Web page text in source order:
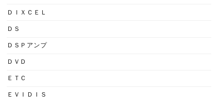
ＤＩＸＣＥＬ
ＤＳ
ＤＳＰアンプ
ＤＶＤ
ＥＴＣ
ＥＶＩＤＩＳ